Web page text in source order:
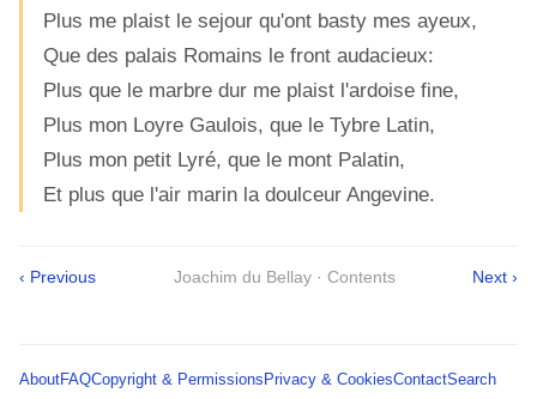
Plus me plaist le sejour qu'ont basty mes ayeux,
Que des palais Romains le front audacieux:
Plus que le marbre dur me plaist l'ardoise fine,
Plus mon Loyre Gaulois, que le Tybre Latin,
Plus mon petit Lyré, que le mont Palatin,
Et plus que l'air marin la doulceur Angevine.
‹ Previous Joachim du Bellay · Contents Next ›
AboutFAQCopyright & Permissions Privacy & CookiesContactSearch